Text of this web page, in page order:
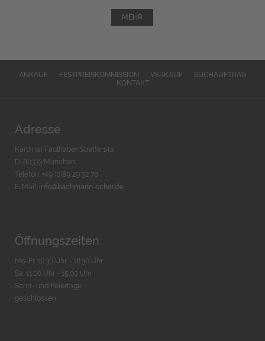
MEHR
ANKAUF FESTPREISKOMMISSION VERKAUF
SUCHAUFTRAG
KONTAKT
Adresse
Kardinal-Faulhaber-Straße 14a
D-80333 München
Telefon: +49 (0)89 29 32 70
E-Mail: info@bachmann-scher.de
Öffnungszeiten
Mo-Fr. 10:30 Uhr - 18:30 Uhr
Sa. 11:00 Uhr - 15.00 Uhr
Sonn- und Feiertage
geschlossen